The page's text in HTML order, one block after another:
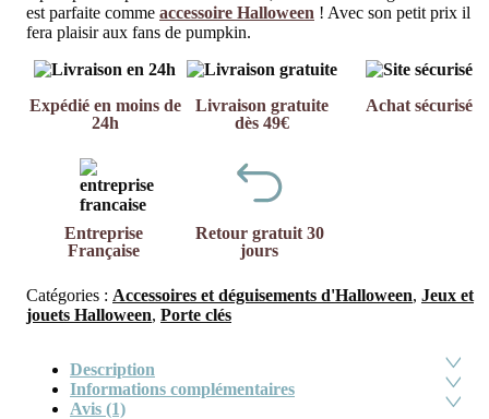
est parfaite comme accessoire Halloween ! Avec son petit prix il
fera plaisir aux fans de pumpkin.
Expédié en moins de
24h
Livraison gratuite
dès 49€
Achat sécurisé
Entreprise
Française
Retour gratuit 30
jours
Catégories : Accessoires et déguisements d'Halloween, Jeux et
jouets Halloween, Porte clés
Description
Informations complémentaires
Avis (1)